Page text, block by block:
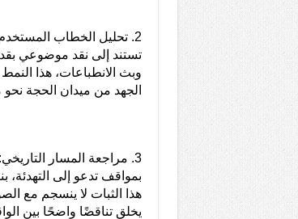
2. تحليل الخطاب
تستند إلى نقد موضوعي
وبث الانطباعات، هذا
الجهد من ميدان الحجة نحو
بمواقف تدعو إلى التهدئة،
هذا الثبات لا ينسجم مع
يخلق تناقضًا واضحًا بين